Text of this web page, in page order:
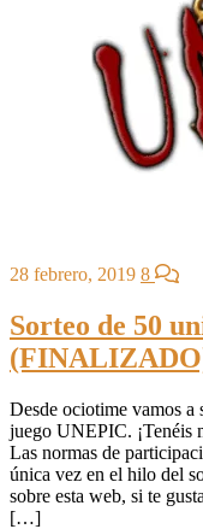
28 febrero, 2019 8
Sorteo de 50
Desde ociotime vamos a
juego UNEPIC. ¡Tenéis
Las normas de
única vez en el hilo del
sobre esta web, si te
[…]